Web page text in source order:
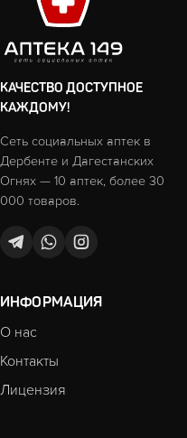
КАЧЕСТВО ДОСТУПНОЕ
КАЖДОМУ!
Сеть социальных аптек в
Дербенте и Дагестанских
Огнях — 10 аптек, более 30
000 товаров.
ИНФОРМАЦИЯ
О нас
Контакты
Лицензия